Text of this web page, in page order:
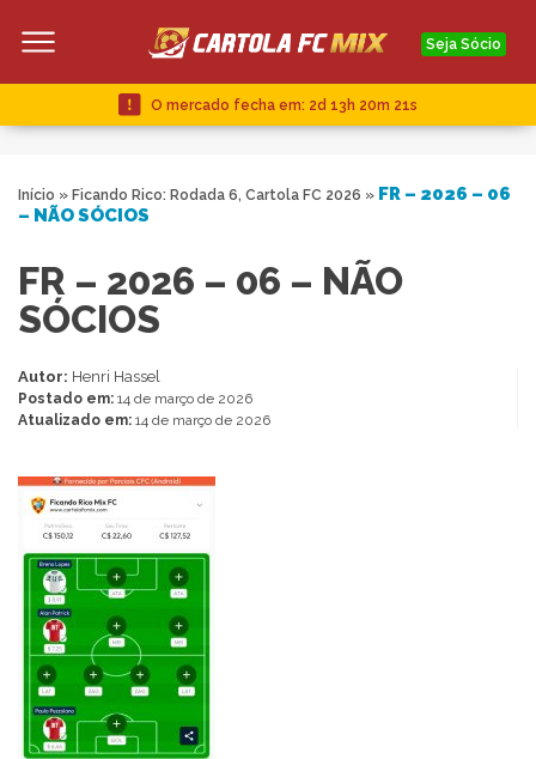
Seja Sócio
O mercado fecha em: 2d 13h 20m 21s
Início » Ficando Rico: Rodada 6, Cartola FC 2026 » FR – 2026 – 06
– NÃO SÓCIOS
FR – 2026 – 06 – NÃO
SÓCIOS
Autor: Henri Hassel
Postado em: 14 de março de 2026
Atualizado em: 14 de março de 2026